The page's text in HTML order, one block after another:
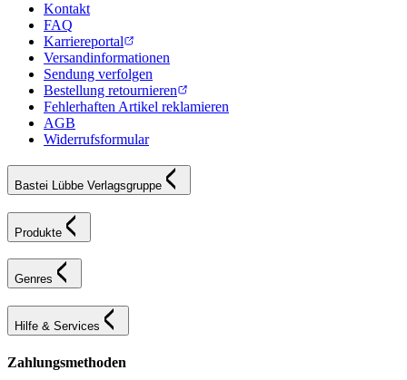
Kontakt
FAQ
Karriereportal
Versandinformationen
Sendung verfolgen
Bestellung retournieren
Fehlerhaften Artikel reklamieren
AGB
Widerrufsformular
Bastei Lübbe Verlagsgruppe
Produkte
Genres
Hilfe & Services
Zahlungsmethoden